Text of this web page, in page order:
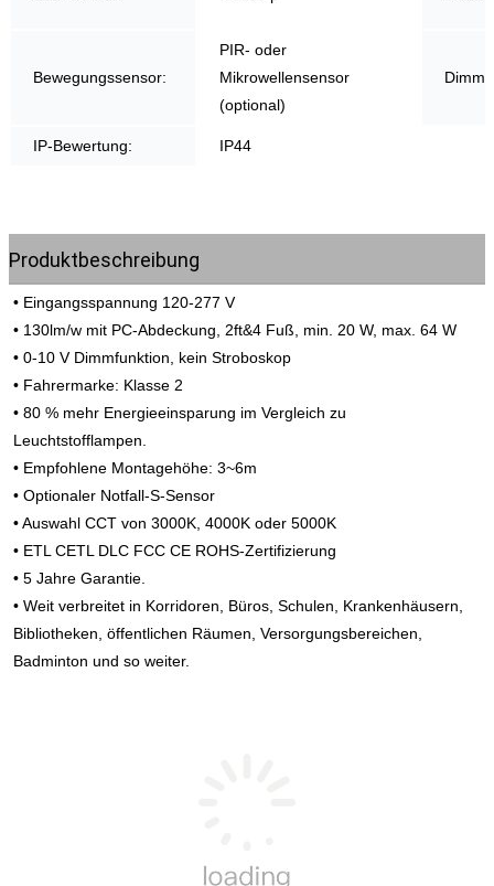
Bewegungssensor:
PIR- oder
Mikrowellensensor
(optional)
IP-Bewertung: IP44
Produktbeschreibung
• Eingangsspannung 120-277 V
• 130lm/w mit PC-Abdeckung, 2ft&4 Fuß, min. 20 W, max. 64 W
• 0-10 V Dimmfunktion, kein Stroboskop
• Fahrermarke: Klasse 2
• 80 % mehr Energieeinsparung im Vergleich zu
Leuchtstofflampen.
• Empfohlene Montagehöhe: 3~6m
• Optionaler Notfall-S-Sensor
• Auswahl CCT von 3000K, 4000K oder 5000K
• ETL CETL DLC FCC CE ROHS-Zertifizierung
• 5 Jahre Garantie.
• Weit verbreitet in Korridoren, Büros, Schulen, Krankenhäusern,
Bibliotheken, öffentlichen Räumen, Versorgungsbereichen,
Badminton und so weiter.